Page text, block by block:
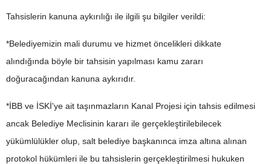
Tahsislerin kanuna aykırılığı ile ilgili şu bilgiler verildi:
*Belediyemizin mali durumu ve hizmet öncelikleri dikkate
alındığında böyle bir tahsisin yapılması kamu zararı
doğuracağından kanuna aykırıdır.
*İBB ve İSKİ'ye ait taşınmazların Kanal Projesi için tahsis edilmesi
ancak Belediye Meclisinin kararı ile gerçekleştirilebilecek
yükümlülükler olup, salt belediye başkanınca imza altına alınan
protokol hükümleri ile bu tahsislerin gerçekleştirilmesi hukuken